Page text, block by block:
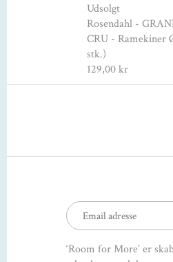
Udsolgt
Rosendahl -
CRU - Ramekiner
stk.)
129,00 kr
‘Room for More’ er